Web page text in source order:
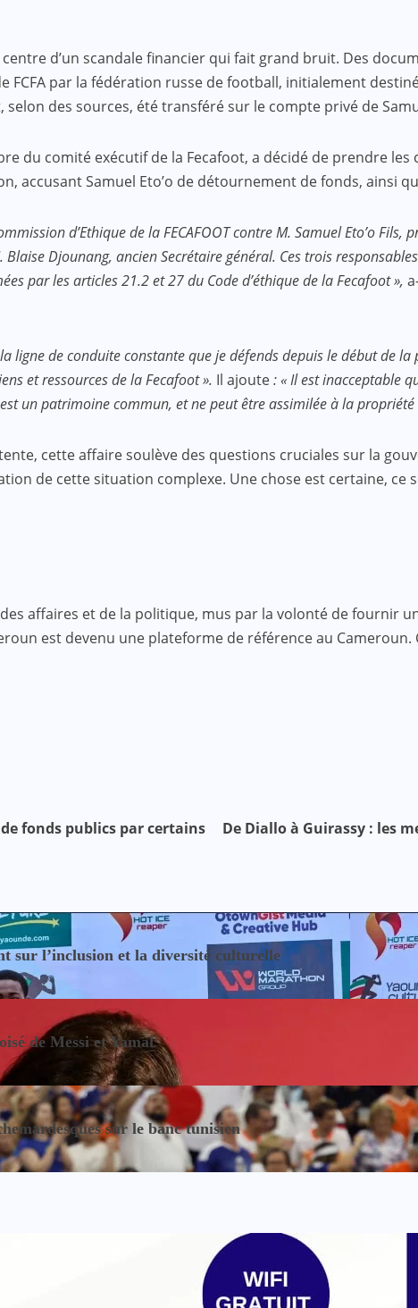
d’un scandale financier qui fait grand bruit. Des
FCFA par la fédération russe de football, initialement
des sources, été transféré sur le compte privé de
du comité exécutif de la Fecafoot, a décidé de prendre
accusant Samuel Eto’o de détournement de fonds, ainsi
d’Ethique de la FECAFOOT contre M. Samuel Eto’o
Djounang, ancien Secrétaire général. Ces trois
par les articles 21.2 et 27 du Code d’éthique de la Fecafoot »,
ligne de conduite constante que je défends depuis le début de
et ressources de la Fecafoot ». Il ajoute: « Il est inacceptable
un patrimoine commun, et ne peut être assimilée à la propriété
cette affaire soulève des questions cruciales sur la
de cette situation complexe. Une chose est certaine, ce
affaires et de la politique, mus par la volonté de fournir
est devenu une plateforme de référence au
fonds publics par certains
De Diallo à Guirassy : les
sur l’inclusion et la diversité culturelle
de Messi et Yamal
sur le banc tunisien